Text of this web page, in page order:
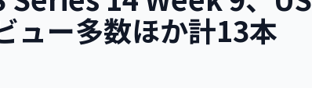
ュー多数ほか計13本